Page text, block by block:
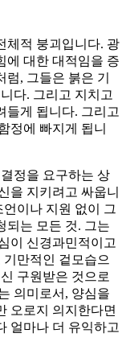
체적 붕괴입니다. 광
에 대한 대적임을 증
, 그들은 붉은 기
다. 그리고 지치고
들게 됩니다. 그리고
정에 빠지게 됩니
정을 요구하는 상
을 지키려고 싸웁니
이나 지원 없이 그
되는 모든 것. 그는
이 신경과민적이고
만적인 겉모습으
구원받은 것으로
의미로서, 양심을
오로지 의지한다면
얼마나 더 유익하고